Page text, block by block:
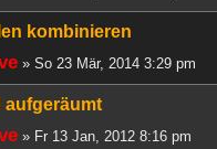
kombinieren
» So 23 Mär, 2014 3:29 pm
aufgeräumt
» Fr 13 Jan, 2012 8:16 pm